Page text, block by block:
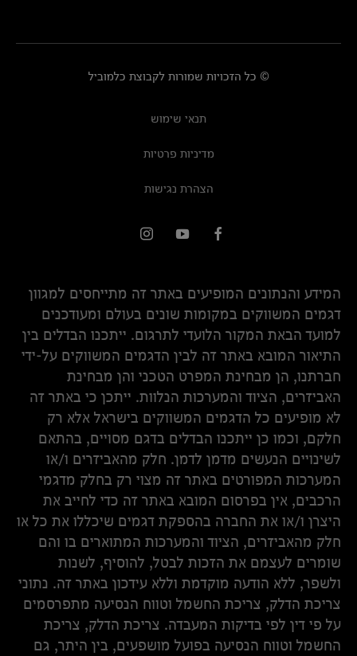
© כל הזכויות שמורות לקבוצת כלמוביל
תנאי שימוש
מדיניות פרטיות
הצהרת נגישות
המידע והנתונים המופיעים באתר זה מתייחסים למגוון
דגמים המשווקים במקומות שונים בעולם ומעודכנים
למועד הבאת המקור הלועדי לתרגום. ייתכנו הבדלים בין
התיאור המובא באתר זה לבין הדגמים המשווקים על-ידי
חברתנו, הן מבחינת המפרט הטכני והן מבחינת
האביזרים, הציוד והמערכות הנלוות. ייתכן כי באתר זה
לא מופיעים כל הדגמים המשווקים בישראל אלא רק
חלקם, וכמו כן ייתכנו הבדלים בדגם מסויים, בהתאם
לשינויים הנעשים מדמן לדמן. חלק מהאביזרים ו/או
המערכות המפורטים באתר זה מצוי רק בחלק מדגמי
הרכבים, אין בפרסום המובא באתר זה כדי לחייב את
היצרן ו/או את החברה בהספקת דגמים שיכללו את כל או
חלק מהאביזרים, הציוד והמערכות המתוארים בו והם
שומרים לעצמם את הזכות לבטל, להוסיף, לשנות
ולשפר, ללא הודעה מוקדמת וללא עידכון באתר זה. נתוני
צריכת הדלק, צריכת החשמל וטווח הנסיעה מתפרסמים
על פי דין לפי בדיקות המעבדה. צריכת הדלק, צריכת
החשמל וטווח הנסיעה בפועל מושפעים, בין היתר, גם